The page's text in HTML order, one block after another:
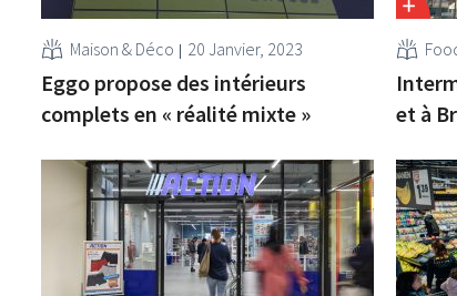
Maison & Déco 20 Janvier, 2023
Eggo propose des intérieurs
complets en « réalité mixte »
et à